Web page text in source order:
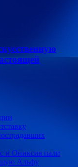
и Ониксия пали
Альфу